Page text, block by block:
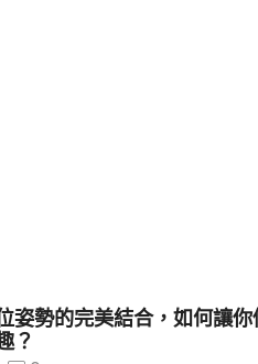
姿勢的完美結合，如何讓你
？